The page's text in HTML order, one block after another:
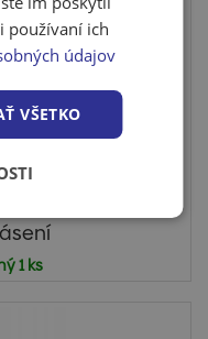
pre
na umývadlo,
d...
1 ks
používaní ich
údajov
VŠETKO